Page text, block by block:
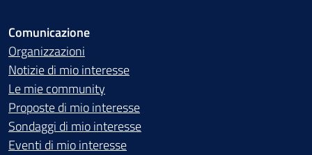
Comunicazione
Organizzazioni
Notizie di mio interesse
Le mie community
Proposte di mio interesse
Sondaggi di mio interesse
Eventi di mio interesse